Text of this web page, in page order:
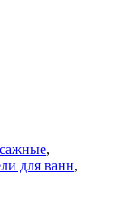
,
для ванн,